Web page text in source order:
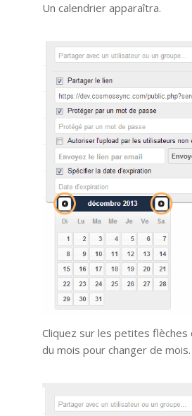
Un calendrier apparaîtra.
Cliquez sur les petites flèches
du mois pour changer de mois.